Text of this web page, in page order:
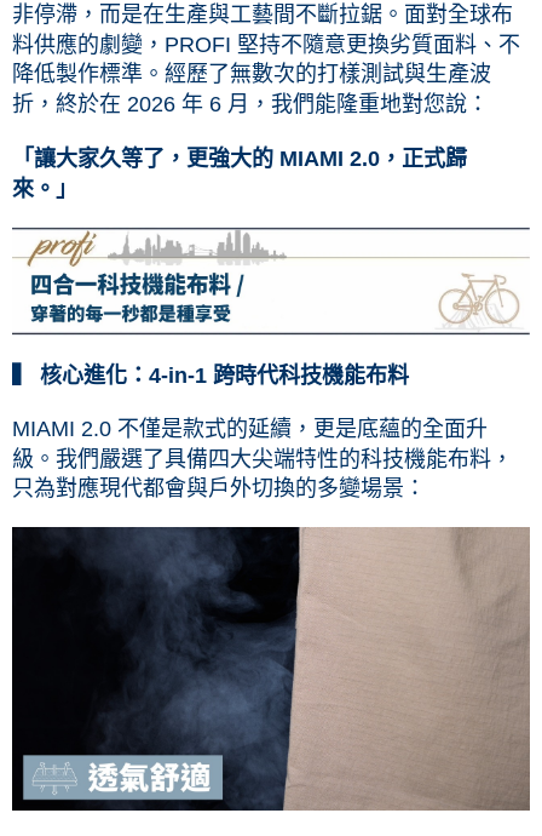
非停滯，而是在生產與工藝間不斷拉鋸。面對全球布
料供應的劇變，PROFI 堅持不隨意更換劣質面料、不
降低製作標準。經歷了無數次的打樣測試與生產波
折，終於在 2026 年 6 月，我們能隆重地對您說：
「讓大家久等了，更強大的 MIAMI 2.0，正式歸
來。」
▍ 核心進化：4-in-1 跨時代科技機能布料
MIAMI 2.0 不僅是款式的延續，更是底蘊的全面升
級。我們嚴選了具備四大尖端特性的科技機能布料，
只為對應現代都會與戶外切換的多變場景：